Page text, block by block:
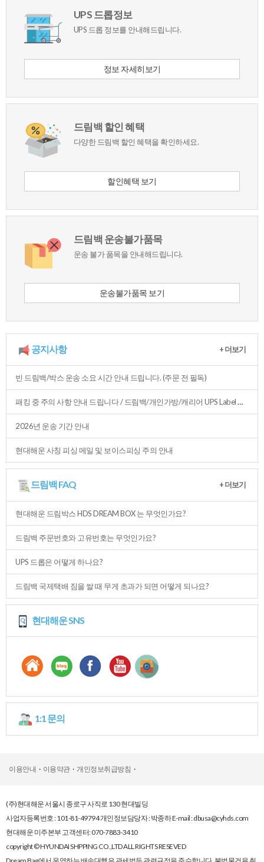
UPS드롭정보
UPS드롭정보를안내해드립니다.
정보자세히보기
드림백할인혜택
다양한드림백할인혜택을확인하세요.
할인혜택보기
드림백운송불가품목
운송불가품목을안내해드립니다.
운송불가품목보기
공지사항 +더보기
빈드림백/박스운송소요시간안내드립니다.(주문전필독)
패킹중주의사항안내드립니다/드림백/개인가방/캐리어UPSLabel부착방법(필독)
2026년운송기간안내
현대해운사칭피싱메일및보이스피싱주의안내
드림백FAQ +더보기
현대해운드림박스HDSDREAMBOX는무엇인가요?
드림백주문번호와고유번호는무엇인가요?
UPS드롭은어떻게하나요?
드림백국제택배짐을쌀때무게초과가되면어떻게되나요?
현대해운SNS
1:1문의
이용안내 · 이용약관· 개인정보취급방침 ·
(주)현대해운서울시종로구사직로130현대빌딩
사업자등록번호:101-81-49794개인정보담당자:박종하E-mail:dbusa@cyhds.com
현대해운미주본부고객센터:070-7883-3410
copyright©HYUNDAISHPPINGCO.,LTDALLRIGHTSRESEVED